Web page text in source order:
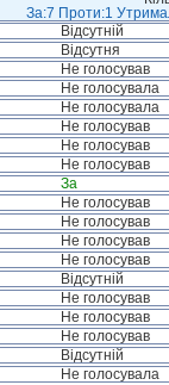
За:7 Проти:1
Відсутній
Відсутня
Не голосував
Не голосувала
Не голосувала
Не голосував
Не голосував
Не голосував
За
Не голосував
Не голосував
Не голосував
Не голосував
Відсутній
Не голосував
Не голосував
Не голосував
Відсутній
Не голосувала